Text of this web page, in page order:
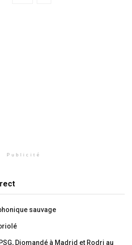
Publicité
sauvage
Diomandé à Madrid et Rodri au